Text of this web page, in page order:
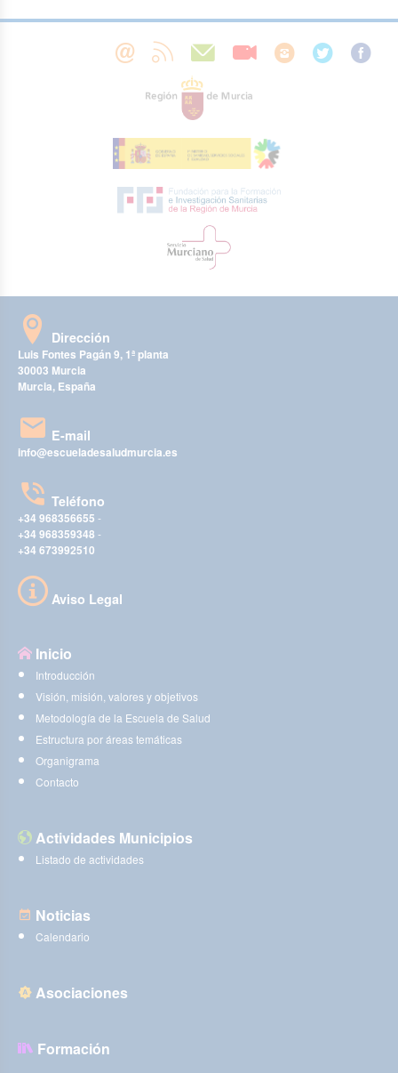
Dirección
Luis Fontes Pagán 9, 1ª planta
30003 Murcia
Murcia, España
E-mail
info@escueladesaludmurcia.es
Teléfono
+34 968356655 -
+34 968359348 -
+34 673992510
Aviso Legal
Inicio
Introducción
Visión, misión, valores y objetivos
Metodología de la Escuela de Salud
Estructura por áreas temáticas
Organigrama
Contacto
Actividades Municipios
Listado de actividades
Noticias
Calendario
Asociaciones
Formación